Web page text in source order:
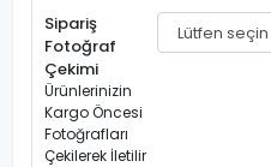
Sipariş
Fotoğraf
Çekimi
Ürünlerinizin
Kargo Öncesi
Fotoğrafları
Çekilerek İletilir